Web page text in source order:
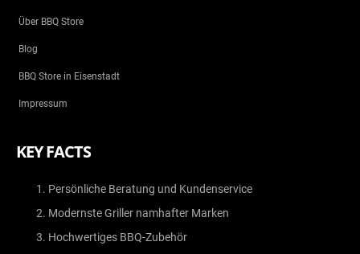
Über BBQ Store
Blog
BBQ Store in Eisenstadt
Impressum
KEY FACTS
Persönliche Beratung und Kundenservice
Modernste Griller namhafter Marken
Hochwertiges BBQ-Zubehör